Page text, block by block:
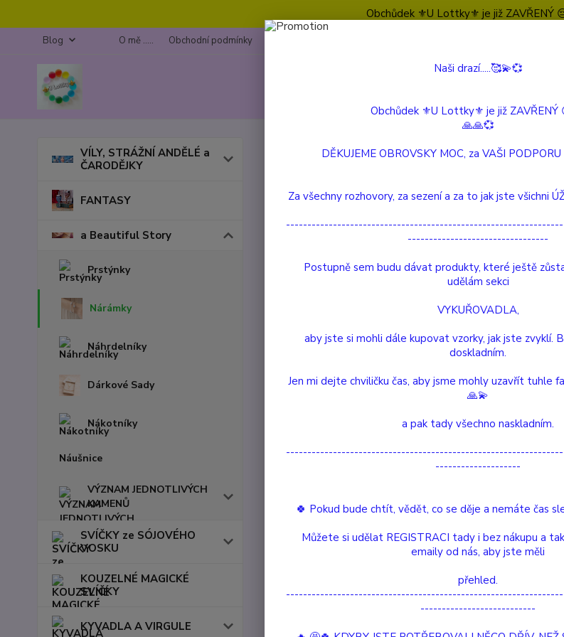
Obchůdek ⚜️U Lottky⚜️ je již ZAVŘENÝ
Blog O mě ..... Obchodní podmínky
VÍLY, STRÁŽNÍ ANDĚLÉ a
ČARODĚJKY
FANTASY
a Beautiful Story
Prstýnky
Nárámky
Náhrdelníky
Dárkové Sady
Nákotníky
Náušnice
VÝZNAM JEDNOTLIVÝCH
KAMENŮ
SVÍČKY ze SÓJOVÉHO
VOSKU
KOUZELNÉ MAGICKÉ
SVÍČKY
KYVADLA A VIRGULE
a Beautiful Story Barevný náramek Růženín
Naši drazí.....🥰💫💞
Obchůdek ⚜️U Lottky⚜️ je již ZAVŘENÝ
🙏🙏💞
DĚKUJEME OBROVSKY MOC, za VAŠI
Za všechny rozhovory, za sezení a za to jak jste všichni
---------------------------------
Postupně sem budu dávat produkty, které ještě
udělám sekci
VYKUŘOVADLA,
aby jste si mohli dále kupovat vzorky, jak jste zvyklí.
doskladním.
Jen mi dejte chviličku čas, aby jsme mohly uzavřít tuhle
🙏💫
a pak tady všechno naskladním.
--------------------
🍀 Pokud bude chtít, vědět, co se děje a nemáte čas
Můžete si udělat REGISTRACI tady i bez nákupu a
emaily od nás, aby jste měli
přehled.
---------------------------